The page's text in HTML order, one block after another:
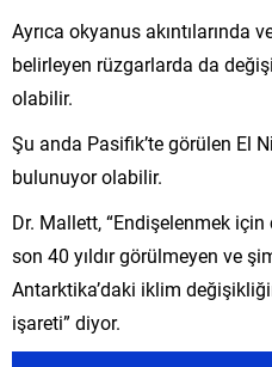
Ayrıca okyanus akıntılarında
belirleyen rüzgarlarda da
olabilir.
Şu anda Pasifik’te görülen El
bulunuyor olabilir.
Dr. Mallett, “Endişelenmek
son 40 yıldır görülmeyen ve
Antarktika’daki iklim
işareti” diyor.